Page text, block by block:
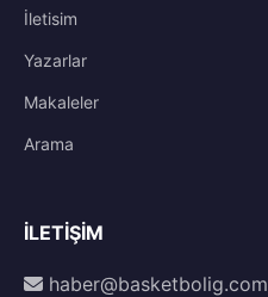
İletisim
Yazarlar
Makaleler
Arama
İLETIŞIM
haber@basketbolig.com